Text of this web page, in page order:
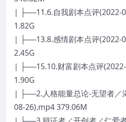
| ├──11.6.自我剧本点评(2022-
1.82G
| ├──13.8.感情剧本点评(2022-
2.45G
| ├──15.10.财富剧本点评
1.90G
| ├──2.人格能量总论-无望者／
08-26).mp4 379.06M